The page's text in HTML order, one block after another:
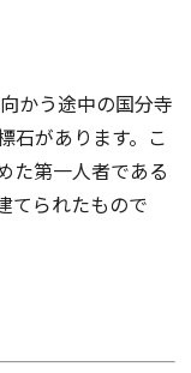
かう途中の国分寺
石があります。こ
た第一人者である
てられたもので